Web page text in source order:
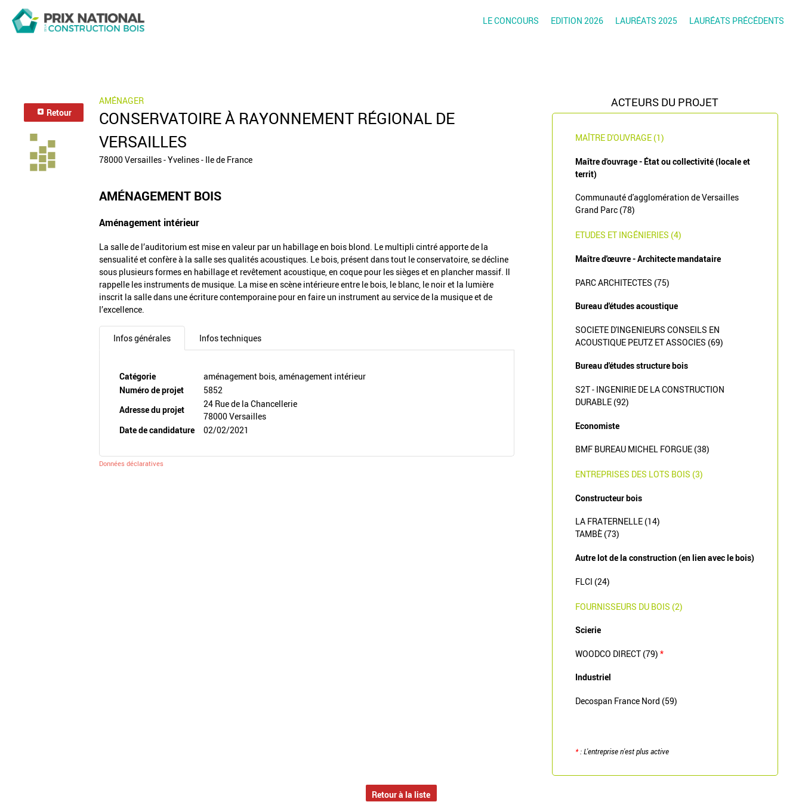
LE CONCOURS EDITION 2026 LAURÉATS 2025 LAURÉATS PRÉCÉDENTS
Retour
AMÉNAGER
CONSERVATOIRE À RAYONNEMENT RÉGIONAL DE
VERSAILLES
78000 Versailles - Yvelines - Ile de France
AMÉNAGEMENT BOIS
Aménagement intérieur
La salle de l’auditorium est mise en valeur par un habillage en bois blond. Le multipli cintré apporte de la
sensualité et confère à la salle ses qualités acoustiques. Le bois, présent dans tout le conservatoire, se décline
sous plusieurs formes en habillage et revêtement acoustique, en coque pour les sièges et en plancher massif. Il
rappelle les instruments de musique. La mise en scène intérieure entre le bois, le blanc, le noir et la lumière
inscrit la salle dans une écriture contemporaine pour en faire un instrument au service de la musique et de
l’excellence.
Infos générales Infos techniques
Catégorie
aménagement bois, aménagement intérieur
Numéro de projet
5852
Adresse du projet
24 Rue de la Chancellerie
78000 Versailles
Date de candidature
02/02/2021
Données déclaratives
ACTEURS DU PROJET
MAÎTRE D'OUVRAGE (1)
Maître d'ouvrage - État ou collectivité (locale et
territ)
Communauté d'agglomération de Versailles
Grand Parc (78)
ETUDES ET INGÉNIERIES (4)
Maître d'œuvre - Architecte mandataire
PARC ARCHITECTES (75)
Bureau d'études acoustique
SOCIETE D'INGENIEURS CONSEILS EN
ACOUSTIQUE PEUTZ ET ASSOCIES (69)
Bureau d'études structure bois
S2T - INGENIRIE DE LA CONSTRUCTION
DURABLE (92)
Economiste
BMF BUREAU MICHEL FORGUE (38)
ENTREPRISES DES LOTS BOIS (3)
Constructeur bois
LA FRATERNELLE (14)
TAMBÈ (73)
Autre lot de la construction (en lien avec le bois)
FLCI (24)
FOURNISSEURS DU BOIS (2)
Scierie
WOODCO DIRECT (79) *
Industriel
Decospan France Nord (59)
*: L'entreprise n'est plus active
Retour à la liste